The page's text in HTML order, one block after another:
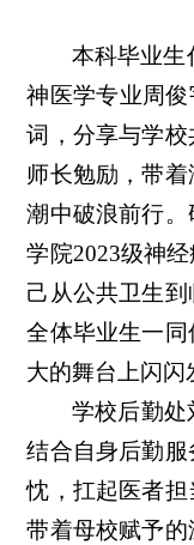
本科毕业生
神医学专业周
词，分享与学
师长勉励，带
潮中破浪前行
学院2023级神
己从公共卫生
全体毕业生一
大的舞台上闪闪
学校后勤处
结合自身后勤
忱，扛起医者
带着母校赋予